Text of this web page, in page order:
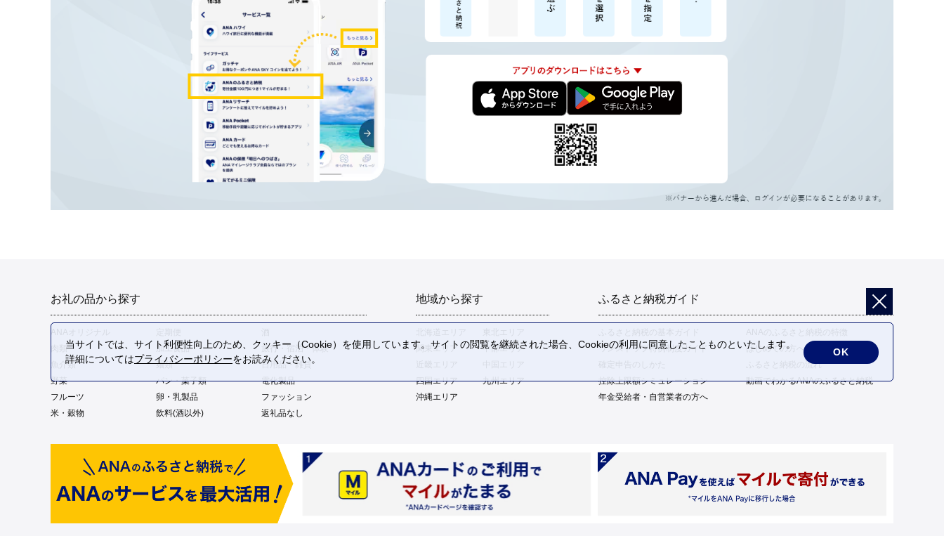
お礼の品から探す
肉類
加工食品
旅行・宿泊・体験
魚介類
麺類
日用品・雑貨
野菜
パン・菓子類
電化製品
フルーツ
卵・乳製品
ファッション
米・穀物
飲料(酒以外) 返礼品なし
地域から探す
関東エリア
中部エリア
四国エリア
九州エリア
沖縄エリア
ふるさと納税ガイド
ふるさと納税の基本ガイド
ANAのふるさと納税の特徴
ワンストップ特例制度ガイド
はじめての方へ
ふるさと納税の流れ
控除上限額シミュレーション
動画でわかるANAのふるさと納税
年金受給者・自営業者の方へ
当サイトでは、サイト利便性向上のため、クッキー（Cookie）を使用しています。サイトの閲覧を継続された場合、Cookieの利用に同意したことものといたします。
詳細についてはプライバシーポリシーをお読みください。
OK